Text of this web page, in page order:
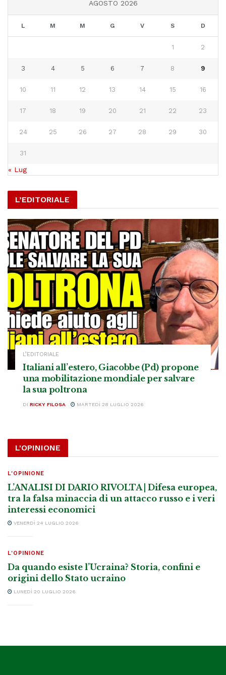
AGOSTO 2026
L M M G V S D
1 2
3 4 5 6 7 8 9
10 11 12 13 14 15 16
17 18 19 20 21 22 23
24 25 26 27 28 29 30
31
« Lug
L’EDITORIALE
L’EDITORIALE
Italiani all’estero, Giacobbe (Pd) propone
una mobilitazione mondiale per salvare
la sua poltrona
DI RICKY FILOSA MARTEDÌ 28 LUGLIO 2026
L'OPINIONE
L'OPINIONE
L’ANALISI DI DARIO RIVOLTA | Difesa europea,
tra la falsa minaccia di un attacco russo e i veri
interessi economici
VENERDÌ 24 LUGLIO 2026
L'OPINIONE
Da quando esiste l’Ucraina? Storia, confini e
origini dello Stato ucraino
LUNEDÌ 20 LUGLIO 2026